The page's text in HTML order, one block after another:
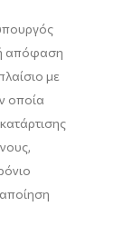
απόφαση
με
οποία